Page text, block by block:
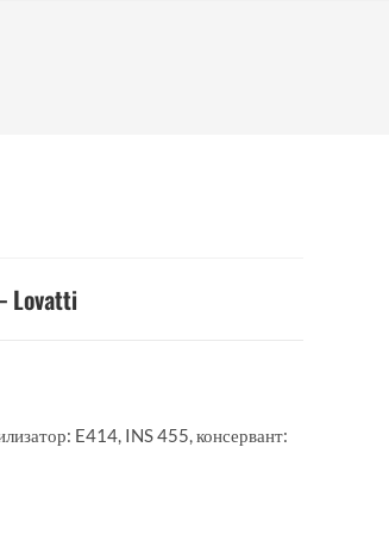
Lovatti
E414, INS 455, консервант: